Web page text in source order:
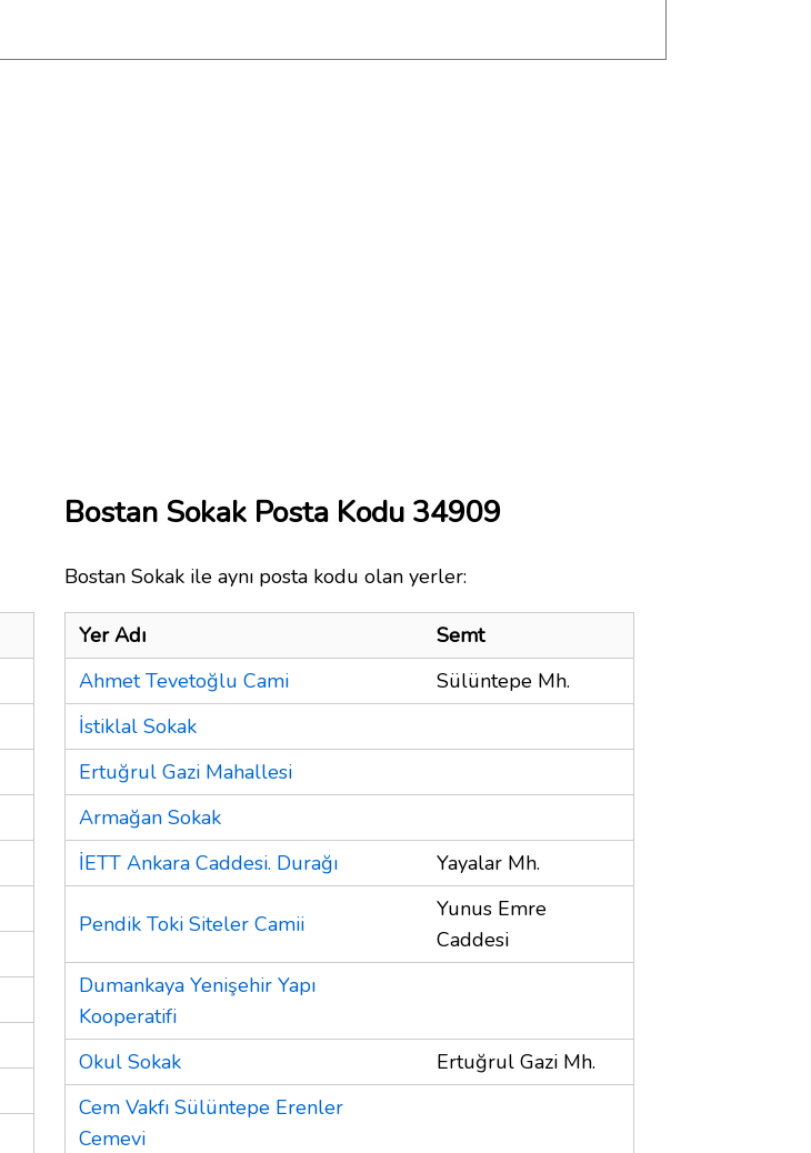
Bostan Sokak Posta Kodu 34909
Bostan Sokak ile aynı posta kodu olan yerler:
Yer Adı
Semt
Ahmet Tevetoğlu Cami
Sülüntepe Mh.
İstiklal Sokak
Ertuğrul Gazi Mahallesi
Armağan Sokak
İETT Ankara Caddesi. Durağı
Yayalar Mh.
Pendik Toki Siteler Camii
Yunus Emre
Caddesi
Dumankaya Yenişehir Yapı
Kooperatifi
Okul Sokak
Ertuğrul Gazi Mh.
Cem Vakfı Sülüntepe Erenler
Cemevi